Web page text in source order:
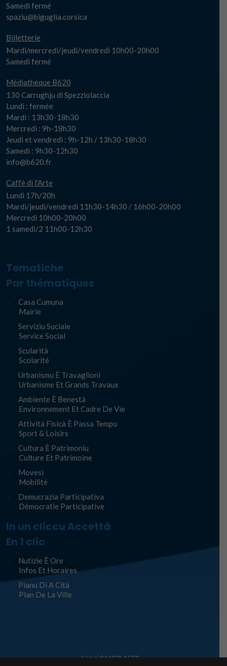
Samedi fermé
spaziu@biguglia.corsica
Billetterie
Mardi/mercredi/jeudi/vendredi 10h00-20h00
Samedi fermé
Médiathèque B620
130 Carrughju di Spezziolaccia
Lundi : fermée
Mardi : 13h30-18h30
Mercredi : 9h-18h30
Jeudi et vendredi : 9h-12h / 13h30-18h30
Samedi : 9h30-12h30
info@b620.fr
Caffè di l'Arte
Lundi 17h/20h
Mardi/jeudi/vendredi 11h30-14h30 / 16h00-20h00
Mercredi 10h00-20h00
1 samedi/2 11h00-12h30
Tematiche
Par thématiques
Casa Cumuna
Mairie
Serviziu Suciale
Service Social
Scularità
Scolarité
Urbanismu È Travaglioni
Urbanisme Et Grands Travaux
Ambiente È Benestà
Environnement Et Cadre De Vie
Attività Fisicà È Passa Tempu
Sport & Loisirs
Cultura È Patrimoniu
Culture Et Patrimoine
Movesi
Mobilité
Demucrazia Participativa
Démocratie Participative
In un cliccu Accettà
En 1 clic
Nutizie È Ore
Infos Et Horaires
Pianu Di A Cità
Plan De La Ville
Copyright 2025AGEP